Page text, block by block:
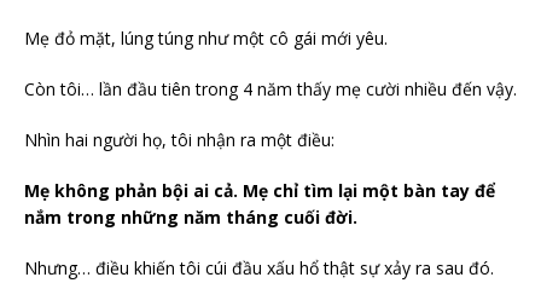
Mẹ đỏ mặt, lúng túng như một cô gái mới yêu.
Còn tôi… lần đầu tiên trong 4 năm thấy mẹ cười nhiều đến vậy.
Nhìn hai người họ, tôi nhận ra một điều:
Mẹ không phản bội ai cả. Mẹ chỉ tìm lại một bàn tay để
nắm trong những năm tháng cuối đời.
Nhưng… điều khiến tôi cúi đầu xấu hổ thật sự xảy ra sau đó.